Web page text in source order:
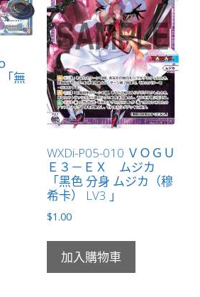
無
WXDi-P05-010 ＶＯＧＵ
Ｅ３－ＥＸ ムジカ
「黑色 分身 ムジカ（穆
希卡） LV3 」
$1.00
加入購物車